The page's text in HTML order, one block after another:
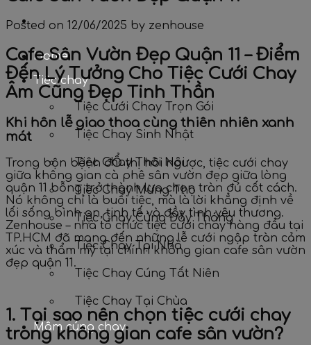
Home
Tiệc chay
Tiệc Cưới Chay Trọn Gói
Tiệc Chay Sinh Nhật
Tiệc Chay Thôi Nôi
Tiệc Chay Mừng Thọ
Tiệc Chay Cúng Đầy Tháng
Tiệc Chay Tại Nhà
Tiệc Chay Cúng Tất Niên
Tiệc Chay Tại Chùa
Mâm cúng chay
Posted on 12/06/2025 by zenhouse
Cafe Sân Vườn Đẹp Quận 11 – Điểm
Đến Lý Tưởng Cho Tiệc Cưới Chay
Âm Cũng Đẹp Tinh Thần
Khi hôn lễ giao thoa cùng thiên nhiên xanh
mát
Trong bộn bệnh đỔ thị hôi ngược, tiệc cưới chay
giữa không gian cà phê sân vườn đẹp giữa lòng
quận 11 bỗng trở thành lựa chọn tràn đủ cốt cách.
Nó không chỉ là buổi tiệc, mà là lời khẳng định về
lối sống bình an, tinh tế và đầy tình yêu thương.
Zenhouse – nhà tổ chức tiệc cưới chay hàng đầu tại
TP.HCM đã mang đến những lễ cưới ngập tràn cảm
xúc và thẩm mỹ tại chính không gian cafe sân vườn
đẹp quận 11.
1. Tại sao nên chọn tiệc cưới chay
trong không gian cafe sân vườn?